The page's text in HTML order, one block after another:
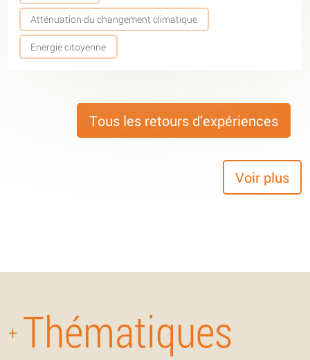
Atténuation du changement climatique
Energie citoyenne
Tous les retours d’expériences
Voir plus
+ Thématiques